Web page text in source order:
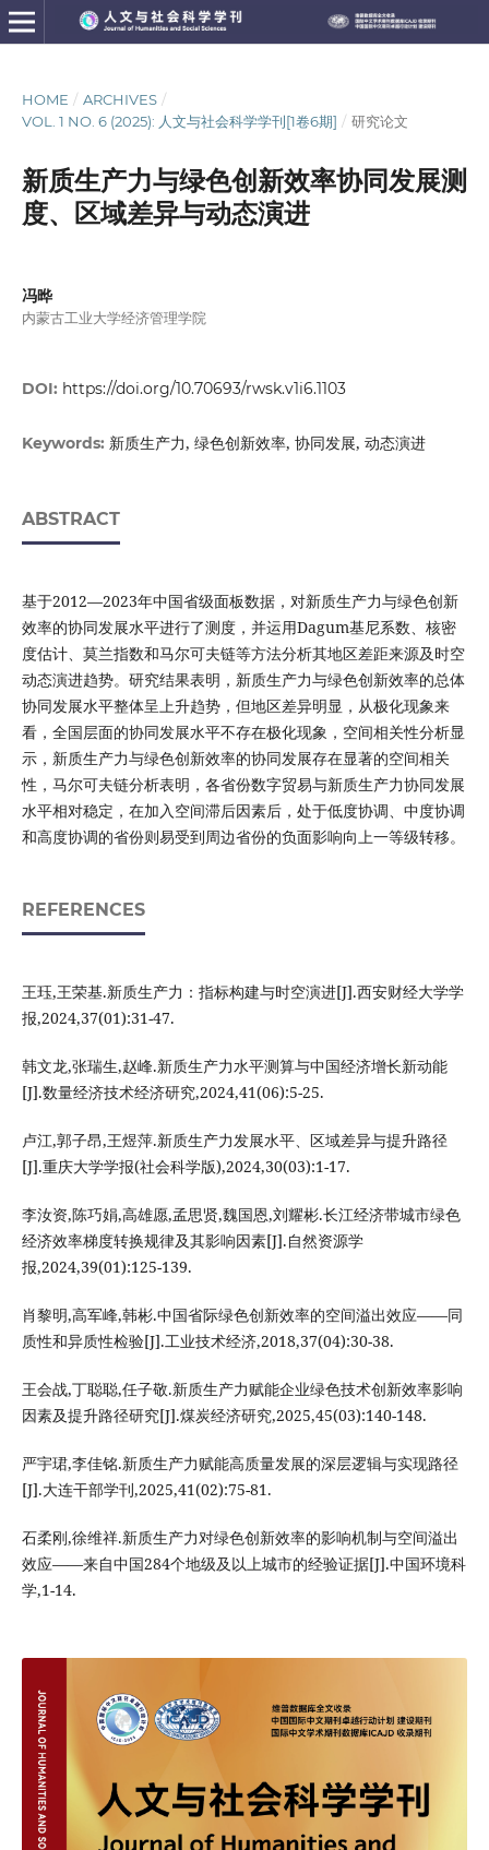
HOME / ARCHIVES /
VOL. 1 NO. 6 (2025): 人文与社会科学学刊[1卷6期] / 研究论文
新质生产力与绿色创新效率协同发展测
度、区域差异与动态演进
冯晔
内蒙古工业大学经济管理学院
DOI: https://doi.org/10.70693/rwsk.v1i6.1103
Keywords: 新质生产力, 绿色创新效率, 协同发展, 动态演进
ABSTRACT
基于2012—2023年中国省级面板数据，对新质生产力与绿色创新
效率的协同发展水平进行了测度，并运用Dagum基尼系数、核密
度估计、莫兰指数和马尔可夫链等方法分析其地区差距来源及时空
动态演进趋势。研究结果表明，新质生产力与绿色创新效率的总体
协同发展水平整体呈上升趋势，但地区差异明显，从极化现象来
看，全国层面的协同发展水平不存在极化现象，空间相关性分析显
示，新质生产力与绿色创新效率的协同发展存在显著的空间相关
性，马尔可夫链分析表明，各省份数字贸易与新质生产力协同发展
水平相对稳定，在加入空间滞后因素后，处于低度协调、中度协调
和高度协调的省份则易受到周边省份的负面影响向上一等级转移。
REFERENCES
王珏,王荣基.新质生产力：指标构建与时空演进[J].西安财经大学学
报,2024,37(01):31-47.
韩文龙,张瑞生,赵峰.新质生产力水平测算与中国经济增长新动能
[J].数量经济技术经济研究,2024,41(06):5-25.
卢江,郭子昂,王煜萍.新质生产力发展水平、区域差异与提升路径
[J].重庆大学学报(社会科学版),2024,30(03):1-17.
李汝资,陈巧娟,高雄愿,孟思贤,魏国恩,刘耀彬.长江经济带城市绿色
经济效率梯度转换规律及其影响因素[J].自然资源学
报,2024,39(01):125-139.
肖黎明,高军峰,韩彬.中国省际绿色创新效率的空间溢出效应——同
质性和异质性检验[J].工业技术经济,2018,37(04):30-38.
王会战,丁聪聪,任子敬.新质生产力赋能企业绿色技术创新效率影响
因素及提升路径研究[J].煤炭经济研究,2025,45(03):140-148.
严宇珺,李佳铭.新质生产力赋能高质量发展的深层逻辑与实现路径
[J].大连干部学刊,2025,41(02):75-81.
石柔刚,徐维祥.新质生产力对绿色创新效率的影响机制与空间溢出
效应——来自中国284个地级及以上城市的经验证据[J].中国环境科
学,1-14.